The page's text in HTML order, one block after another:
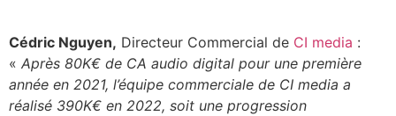
Cédric Nguyen, Directeur Commercial de CI media :
« Après 80K€ de CA audio digital pour une première
année en 2021, l’équipe commerciale de CI media a
réalisé 390K€ en 2022, soit une progression